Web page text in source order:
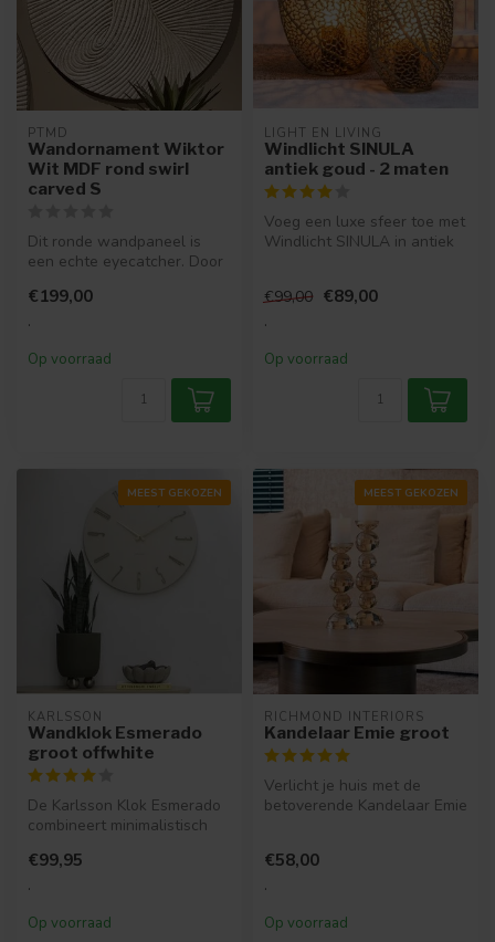
PTMD
Wandornament Wiktor
Wit MDF rond swirl
carved S
Dit ronde wandpaneel is
een echte eyecatcher. Door
wandpa...
€199,00
.
Op voorraad
LIGHT EN LIVING
Windlicht SINULA
antiek goud - 2 maten
Voeg een luxe sfeer toe met
Windlicht SINULA in antiek
€99,00 €89,00
.
Op voorraad
MEEST GEKOZEN
KARLSSON
Wandklok Esmerado
groot offwhite
De Karlsson Klok Esmerado
combineert minimalistisch
€99,95
.
Op voorraad
MEEST GEKOZEN
RICHMOND INTERIORS
Kandelaar Emie groot
Verlicht je huis met de
betoverende Kandelaar Emie
€58,00
.
Op voorraad